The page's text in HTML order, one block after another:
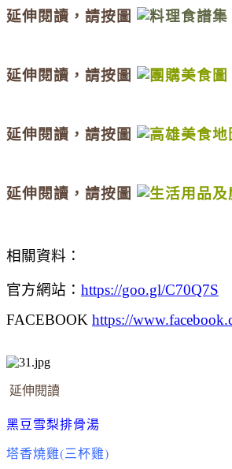
延伸閱讀，請按圖
延伸閱讀， 請按圖
延伸閱讀， 請按圖
延伸閱讀，請按圖
相關資料：
官方網站： https://goo.gl/C70Q7S
FACEBOOK https://
延伸閱讀
黑豆雪梨排骨湯
塔香燒雞(三杯雞)